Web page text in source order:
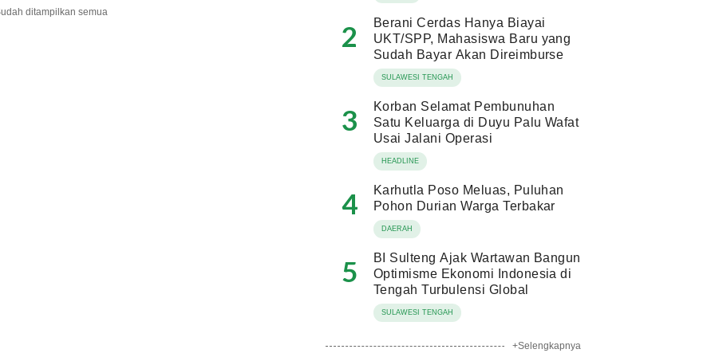
ditampilkan semua
2
Berani Cerdas Hanya Biayai
UKT/SPP, Mahasiswa Baru yang
Sudah Bayar Akan Direimburse
SULAWESI TENGAH
3
Korban Selamat Pembunuhan
Satu Keluarga di Duyu Palu Wafat
Usai Jalani Operasi
HEADLINE
4
Karhutla Poso Meluas, Puluhan
Pohon Durian Warga Terbakar
DAERAH
5
BI Sulteng Ajak Wartawan Bangun
Optimisme Ekonomi Indonesia di
Tengah Turbulensi Global
SULAWESI TENGAH
+Selengkapnya